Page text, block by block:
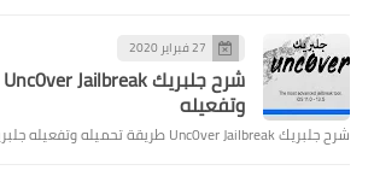
27 فبراير 2020
وتفعيله
شرح جلبريك Unc0ver Jailbreak طريقة تحميله وتفعيله جلبريك Unc0ver Jailbreak